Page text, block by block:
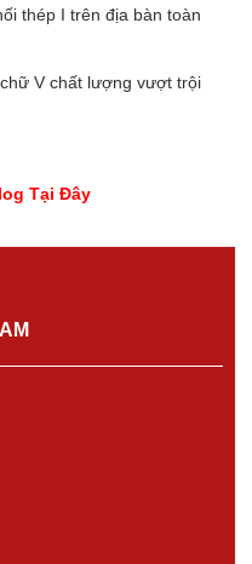
thép I trên địa bàn toàn
V chất lượng vượt trội
Tại Đây